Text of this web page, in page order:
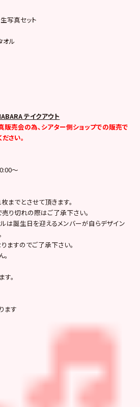
写真セット
オル
テイクアウト
売会の為、シアター側ショップでの販売で
さい。
～
までとさせて頂きます。
り切れの際はご了承下さい。
ルは誕生日を迎えるメンバーが自らデザイン
ますのでご了承下さい。
。
ます